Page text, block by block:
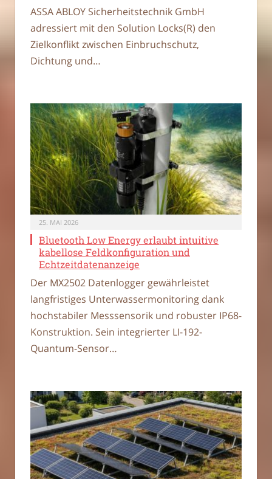
ASSA ABLOY Sicherheitstechnik GmbH
adressiert mit den Solution Locks(R) den
Zielkonflikt zwischen Einbruchschutz,
Dichtung und…
25. MAI 2026
Bluetooth Low Energy erlaubt intuitive
kabellose Feldkonfiguration und
Echtzeitdatenanzeige
Der MX2502 Datenlogger gewährleistet
langfristiges Unterwassermonitoring dank
hochstabiler Messsensorik und robuster IP68-
Konstruktion. Sein integrierter LI-192-
Quantum-Sensor…